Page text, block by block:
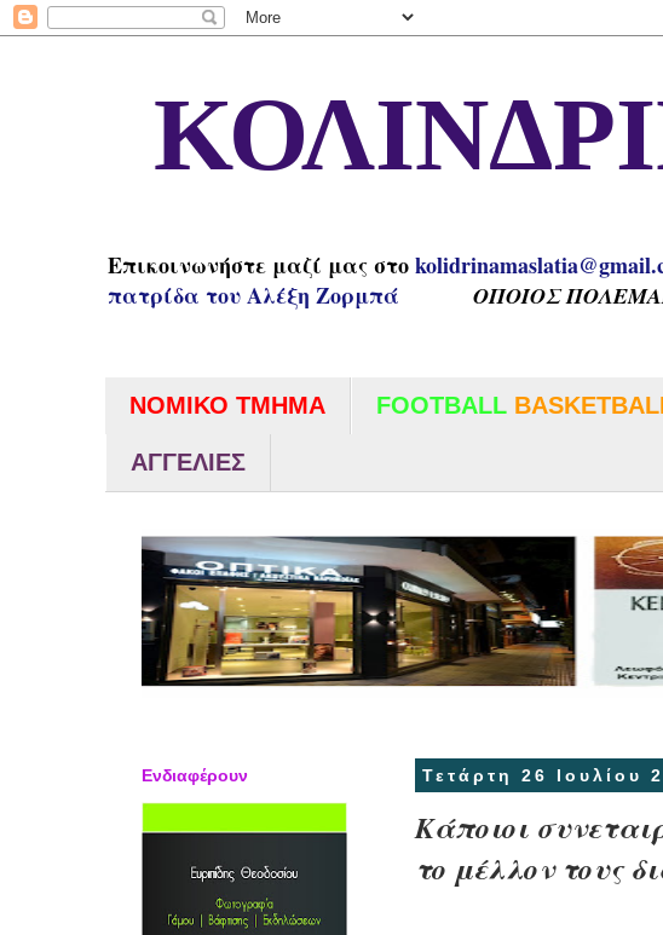
Επικοινωνήστε μαζί μας στο
πατρίδα του Αλέξη Ζορμπά
ΟΠΟΙΟΣ
ΝΟΜΙΚΟ ΤΜΗΜΑ FOOTBALL
ΑΓΓΕΛΙΕΣ
Τετάρτη 26 Ιουλίου
Κάποιοι
το μέλλον τους
Ενδιαφέρουν